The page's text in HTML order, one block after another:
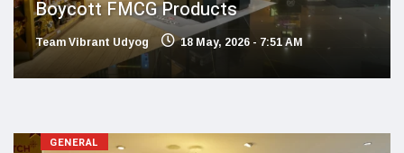
Boycott FMCG Products
Team Vibrant Udyog 18 May, 2026 - 7:51 AM
GENERAL